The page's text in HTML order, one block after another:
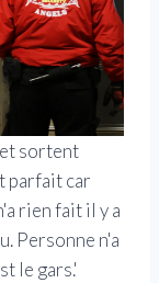
sortent
parfait car
rien fait il y a
Personne n'a
le gars.'